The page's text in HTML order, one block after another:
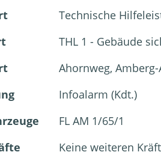
Technische
THL 1 - Gebäude
Ahornweg,
Infoalarm (Kdt.)
FL AM 1/65/1
Keine weiteren